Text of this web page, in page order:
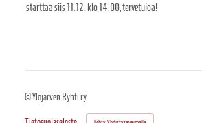
starttaa siis 11.12. klo 14.00, tervetuloa!
©Ylöjärven Ryhti ry